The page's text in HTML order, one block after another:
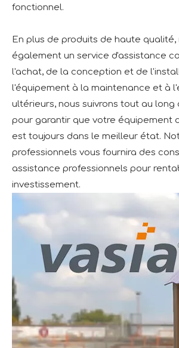
fonctionnel.
En plus de produits de haute qualité,
également un service d'assistance
l'achat, de la conception et de
l'équipement à la maintenance et à
ultérieurs, nous suivrons tout au long
pour garantir que votre équipement
est toujours dans le meilleur état.
professionnels vous fournira des
assistance professionnels pour
investissement.